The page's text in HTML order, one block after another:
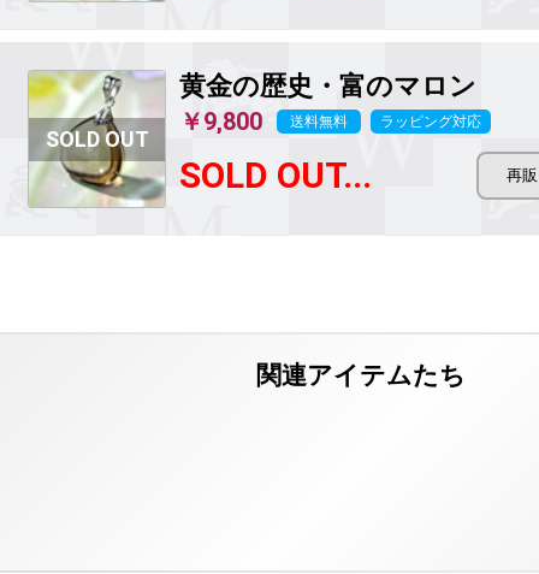
黄金の歴史・富のマロン
￥9,800 送料無料 ラッピング対応
SOLD OUT...